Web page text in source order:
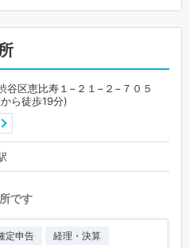
谷区恵比寿１−２１−２−７０５
ら徒歩19分)
です
定申告 経理・決算